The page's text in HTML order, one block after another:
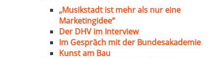
„Musikstadt ist mehr als nur eine
Marketingidee“
Der DHV im Interview
Im Gespräch mit der Bundesakademie
Kunst am Bau